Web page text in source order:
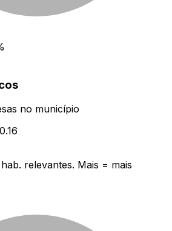
no município
0.16
relevantes. Mais = mais